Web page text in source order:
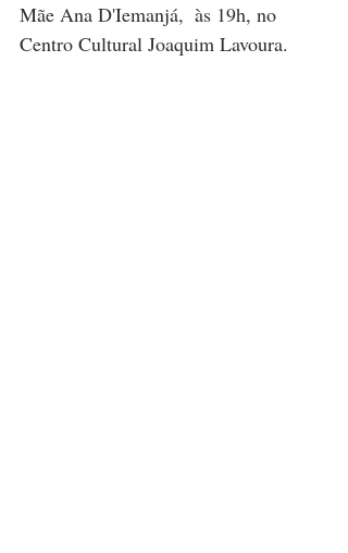
Mãe Ana D'Iemanjá,  às 19h, no
Centro Cultural Joaquim Lavoura.